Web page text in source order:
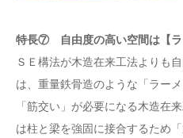
特長⑦ 自由度の高い空間は【ラ
ＳＥ構法が木造在来工法よりも
は、重量鉄骨造のような「ラー
「筋交い」が必要になる木造在
は柱と梁を強固に接合するため